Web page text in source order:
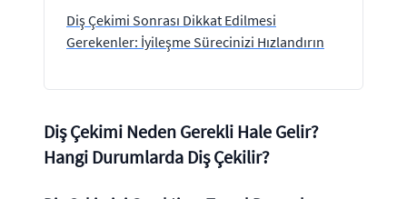
Diş Çekimi Sonrası Dikkat Edilmesi
Gerekenler: İyileşme Sürecinizi Hızlandırın
Diş Çekimi Neden Gerekli Hale Gelir?
Hangi Durumlarda Diş Çekilir?